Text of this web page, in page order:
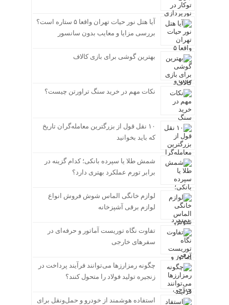
آیا هتل نور حیات تهران واقعا ۵ ستاره است؟
بررسی مزایا و معایب بدون سانسور
بهترین گوشی برای بازی کالاف
نکات مهم در خرید سنگ تراورتن چیست؟
۱۰ نقل قول از بزرگترین معامله‌گران تاریخ
که باید بخوانید
شمش طلا یا سپرده بانکی؛ کدام گزینه در
برابر تورم عملکرد بهتری دارد؟
لوازم خانگی الماس شوش فروش انواع
لوازم برقی آشپزخانه
تفاوت نگاه توریست آماتور و حرفه‌ای در
سفرهای خارجی
چگونه رمزارزها می‌توانند فرآیند پرداخت در
زنجیره تولید فولاد را متحول کنند؟
استفاده هوشمند از خودرو و حمل‌ونقل برای